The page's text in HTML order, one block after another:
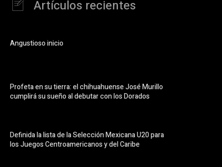
Artículos recientes
Angustioso inicio
Profeta en su tierra: el chihuahuense José Murillo
cumplirá su sueño al debutar con los Dorados
Definida la lista de la Selección Mexicana U20 para
los Juegos Centroamericanos y del Caribe